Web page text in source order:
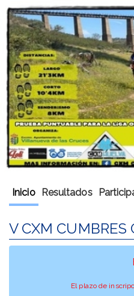
Inicio Resultados
V CXM CUMBRES
El plazo de